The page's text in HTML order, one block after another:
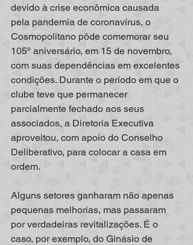
devido à crise econômica causada
pela pandemia de coronavírus, o
Cosmopolitano pôde comemorar seu
105º aniversário, em 15 de novembro,
com suas dependências em excelentes
condições. Durante o período em que o
clube teve que permanecer
parcialmente fechado aos seus
associados, a Diretoria Executiva
aproveitou, com apoio do Conselho
Deliberativo, para colocar a casa em
ordem.
Alguns setores ganharam não apenas
pequenas melhorias, mas passaram
por verdadeiras revitalizações. É o
caso, por exemplo, do Ginásio de